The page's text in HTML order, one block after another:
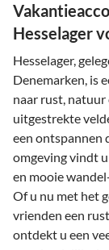
Hesselager
Hesselager,
Denemarken, is
naar rust, natuur
uitgestrekte
een ontspannen
omgeving vindt
en mooie
Of u nu met het
vrienden een
ontdekt u een